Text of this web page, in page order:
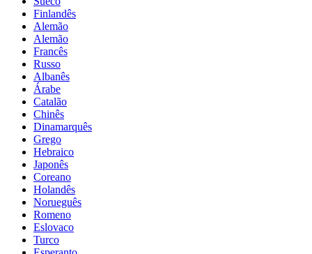
Finlandês
Alemão
Alemão
Francês
Russo
Albanês
Árabe
Catalão
Chinês
Dinamarquês
Grego
Hebraico
Japonês
Coreano
Holandês
Norueguês
Romeno
Eslovaco
Turco